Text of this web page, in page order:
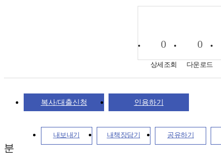
0
상세조회
0
다운로드
복사/대출신청 인용하기
내보내기 내책장담기 공유하기
분